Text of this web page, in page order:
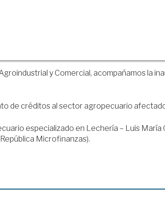
y Comercial, acompañamos la
de créditos al sector agropecuario
especializado en Lechería – Luis María
Microfinanzas).